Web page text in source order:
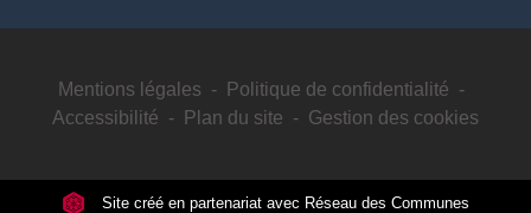
Mentions légales - Politique de confidentialité -
Accessibilité - Plan du site - Gestion des cookies
Site créé en partenariat avec Réseau des Communes